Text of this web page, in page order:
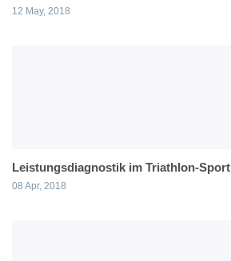
12 May, 2018
Leistungsdiagnostik im Triathlon-Sport
08 Apr, 2018